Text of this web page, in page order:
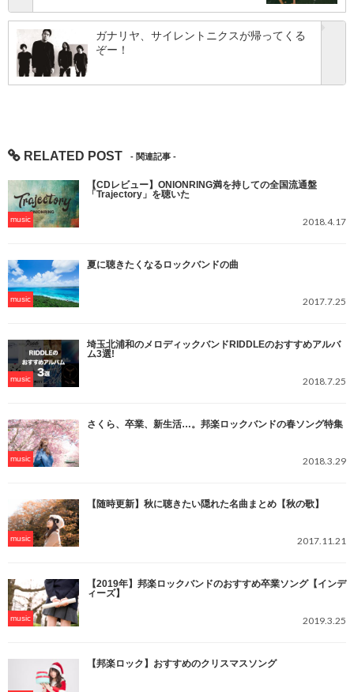
ガナリヤ、サイレントニクスが帰ってくる
ぞー！
RELATED POST
【CDレビュー】ONIONRING満を持しての全国流通盤
「Trajectory」を聴いた
music 2018.4.17
夏に聴きたくなるロックバンドの曲
music 2017.7.25
埼玉北浦和のメロディックバンドRIDDLEのおすすめアルバ
ム3選!
music 2018.7.25
さくら、卒業、新生活…。邦楽ロックバンドの春ソング特集
music 2018.3.29
【随時更新】秋に聴きたい隠れた名曲まとめ【秋の歌】
music 2017.11.21
【2019年】邦楽ロックバンドのおすすめ卒業ソング【インデ
ィーズ】
music 2019.3.25
【邦楽ロック】おすすめのクリスマスソング